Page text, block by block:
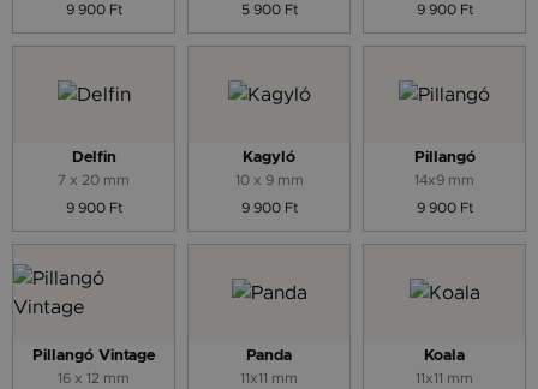
9 900 Ft
5 900 Ft
9 900 Ft
Delfin
7 x 20 mm
9 900 Ft
Kagyló
10 x 9 mm
9 900 Ft
Pillangó
14x9 mm
9 900 Ft
Pillangó Vintage
16 x 12 mm
Panda
11x11 mm
Koala
11x11 mm